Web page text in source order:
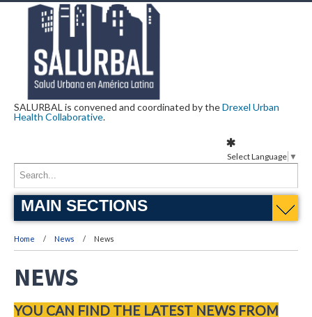
SALURBAL is convened and coordinated by theDrexel Urban
Health Collaborative.
MAIN SECTIONS
Home News News
NEWS
YOU CAN FIND THE LATEST NEWS FROM
Select Language ▼